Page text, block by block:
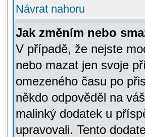
Návrat nahoru
Jak změním nebo
V případě, že nejste
nebo mazat jen svoje
omezeného času po
někdo odpověděl na
malinký dodatek u
upravovali. Tento